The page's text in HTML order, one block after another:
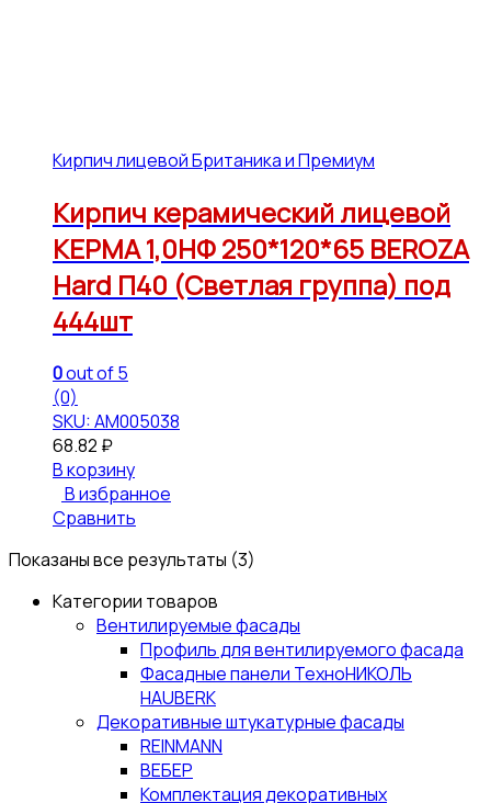
Кирпич лицевой Британика и Премиум
Кирпич керамический лицевой
КЕРМА 1,0НФ 250*120*65 BEROZA
Hard П40 (Светлая группа) под
444шт
0out of 5
(0)
SKU: АМ005038
68.82 ₽
В корзину
В избранное
Сравнить
Показаны все результаты (3)
Категории товаров
Вентилируемые фасады
Профиль для вентилируемого фасада
Фасадные панели ТехноНИКОЛЬ
HAUBERK
Декоративные штукатурные фасады
REINMANN
ВЕБЕР
Комплектация декоративных